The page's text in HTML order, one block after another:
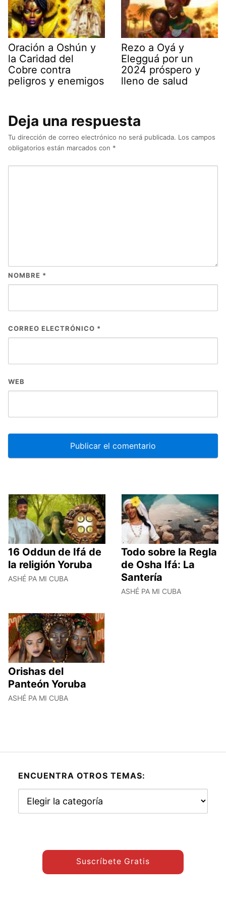
Oración a Oshún y
la Caridad del
Cobre contra
peligros y enemigos
Rezo a Oyá y
Elegguá por un
2024 próspero y
lleno de salud
Deja una respuesta
Tu dirección de correo electrónico no será publicada. Los campos
obligatorios están marcados con *
NOMBRE *
CORREO ELECTRÓNICO *
WEB
16 Oddun de Ifá de
la religión Yoruba
ASHÉ PA MI CUBA
Todo sobre la Regla
de Osha Ifá: La
Santería
ASHÉ PA MI CUBA
Orishas del
Panteón Yoruba
ASHÉ PA MI CUBA
ENCUENTRA OTROS TEMAS:
otros
Suscríbete Gratis